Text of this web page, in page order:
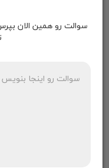
یلدا قصد بارداری